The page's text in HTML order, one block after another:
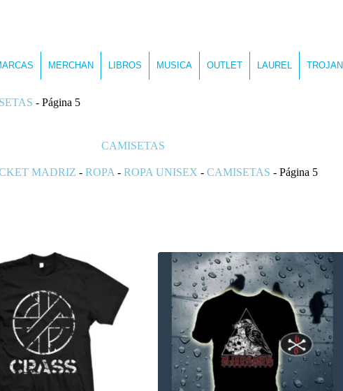
MERCHAN LIBROS MUSICA OUTLET LAUREL TROJAN
- Página 5
CAMISETAS
MADRIZ -ROPA -ROPA UNISEX -CAMISETAS -Página 5